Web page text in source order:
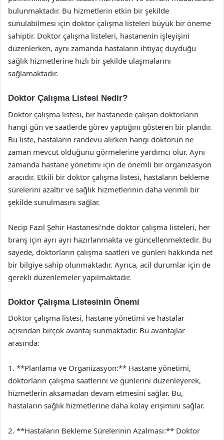
bulunmaktadır. Bu hizmetlerin etkin bir şekilde
sunulabilmesi için doktor çalışma listeleri büyük bir öneme
sahiptir. Doktor çalışma listeleri, hastanenin işleyişini
düzenlerken, aynı zamanda hastaların ihtiyaç duyduğu
sağlık hizmetlerine hızlı bir şekilde ulaşmalarını
sağlamaktadır.
Doktor Çalışma Listesi Nedir?
Doktor çalışma listesi, bir hastanede çalışan doktorların
hangi gün ve saatlerde görev yaptığını gösteren bir plandır.
Bu liste, hastaların randevu alırken hangi doktorun ne
zaman mevcut olduğunu görmelerine yardımcı olur. Aynı
zamanda hastane yönetimi için de önemli bir organizasyon
aracıdır. Etkili bir doktor çalışma listesi, hastaların bekleme
sürelerini azaltır ve sağlık hizmetlerinin daha verimli bir
şekilde sunulmasını sağlar.
Necip Fazıl Şehir Hastanesi’nde doktor çalışma listeleri, her
branş için ayrı ayrı hazırlanmakta ve güncellenmektedir. Bu
sayede, doktorların çalışma saatleri ve günleri hakkında net
bir bilgiye sahip olunmaktadır. Ayrıca, acil durumlar için de
gerekli düzenlemeler yapılmaktadır.
Doktor Çalışma Listesinin Önemi
Doktor çalışma listesi, hastane yönetimi ve hastalar
açısından birçok avantaj sunmaktadır. Bu avantajlar
arasında:
1. **Planlama ve Organizasyon:** Hastane yönetimi,
doktorların çalışma saatlerini ve günlerini düzenleyerek,
hizmetlerin aksamadan devam etmesini sağlar. Bu,
hastaların sağlık hizmetlerine daha kolay erişimini sağlar.
2. **Hastaların Bekleme Sürelerinin Azalması:** Doktor